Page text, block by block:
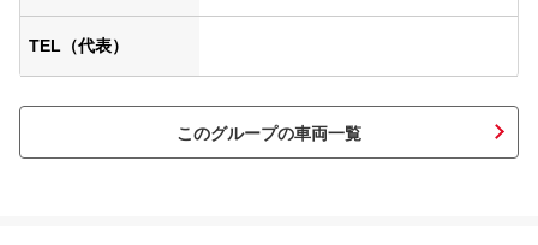
TEL（代表）
このグループの車両一覧